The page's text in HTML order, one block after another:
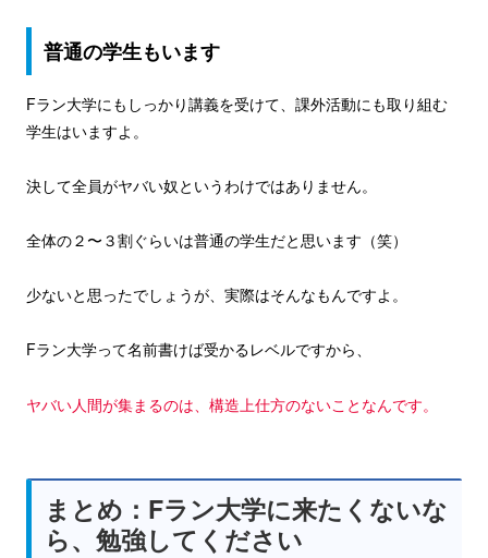
普通の学生もいます
Fラン大学にもしっかり講義を受けて、課外活動にも取り組む
学生はいますよ。
決して全員がヤバい奴というわけではありません。
全体の２〜３割ぐらいは普通の学生だと思います（笑）
少ないと思ったでしょうが、実際はそんなもんですよ。
Fラン大学って名前書けば受かるレベルですから、
ヤバい人間が集まるのは、構造上仕方のないことなんです。
まとめ：Fラン大学に来たくないな
ら、勉強してください